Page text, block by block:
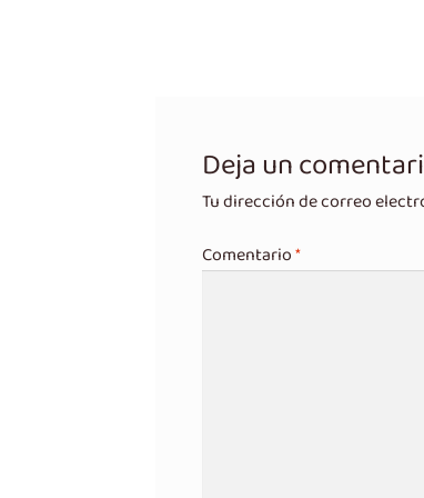
Deja un
Tu dirección de correo
Comentario*